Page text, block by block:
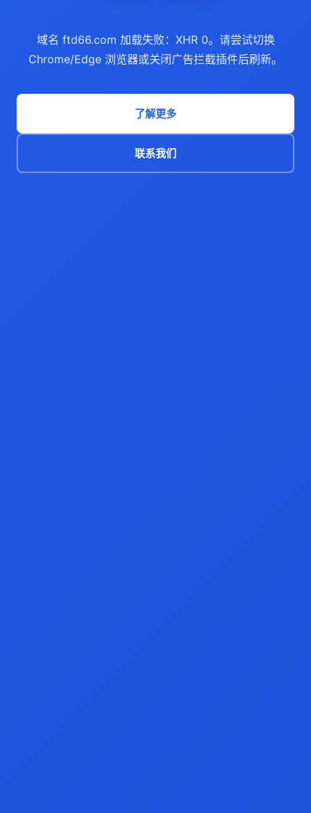
域名 ftd66.com 加载失败：XHR 0。请尝试切换
Chrome/Edge 浏览器或关闭广告拦截插件后刷新。
了解更多
联系我们